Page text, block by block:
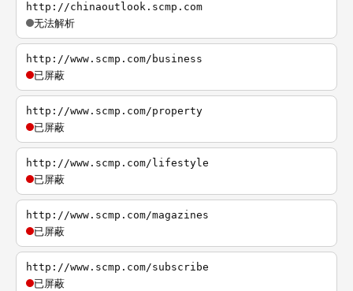
http://chinaoutlook.scmp.com
无法解析
http://www.scmp.com/business
已屏蔽
http://www.scmp.com/property
已屏蔽
http://www.scmp.com/lifestyle
已屏蔽
http://www.scmp.com/magazines
已屏蔽
http://www.scmp.com/subscribe
已屏蔽